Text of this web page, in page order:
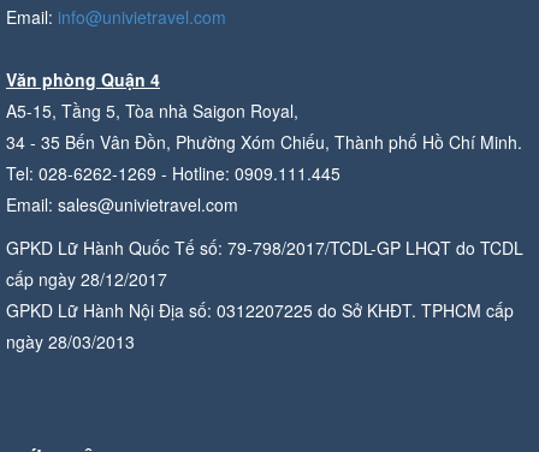
Email: info@univietravel.com
Văn phòng Quận 4
A5-15, Tầng 5, Tòa nhà Saigon Royal,
34 - 35 Bến Vân Đồn, Phường Xóm Chiếu, Thành phố Hồ Chí Minh.
Tel: 028-6262-1269 - Hotline: 0909.111.445
Email: sales@univietravel.com
GPKD Lữ Hành Quốc Tế số: 79-798/2017/TCDL-GP LHQT do TCDL
cấp ngày 28/12/2017
GPKD Lữ Hành Nội Địa số: 0312207225 do Sở KHĐT. TPHCM cấp
ngày 28/03/2013